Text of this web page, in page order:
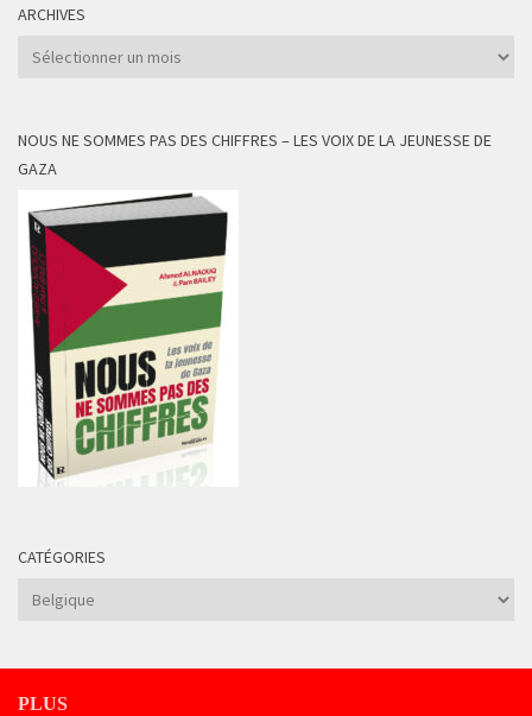
ARCHIVES
Archives
NOUS NE SOMMES PAS DES CHIFFRES – LES VOIX DE LA JEUNESSE DE
GAZA
CATÉGORIES
Catégories
PLUS